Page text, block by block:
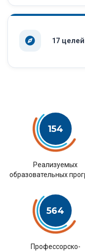
17
154
Pеализуемых
образовательных
564
Профессорско-